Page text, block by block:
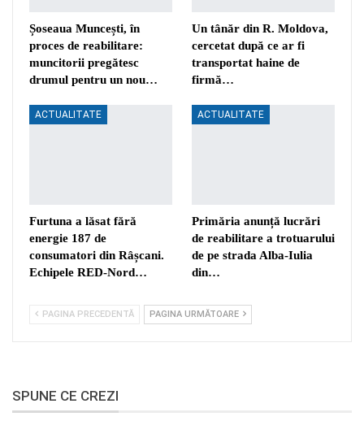
Șoseaua Muncești, în
proces de reabilitare:
muncitorii pregătesc
drumul pentru un nou…
Un tânăr din R. Moldova,
cercetat după ce ar fi
transportat haine de
firmă…
ACTUALITATE
Furtuna a lăsat fără
energie 187 de
consumatori din Râșcani.
Echipele RED-Nord…
ACTUALITATE
Primăria anunță lucrări
de reabilitare a trotuarului
de pe strada Alba-Iulia
din…
PAGINA PRECEDENTĂ PAGINA URMĂTOARE
SPUNE CE CREZI